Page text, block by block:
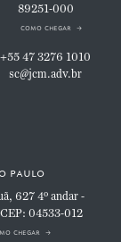
89251-000
como chegar
+55 47 3276 1010
sc@jcm.adv.br
paulo
6274º andar -
CEP: 04533-012
chegar